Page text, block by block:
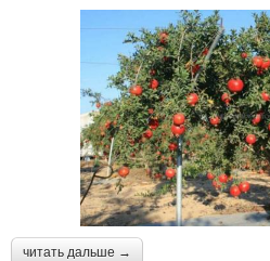
читать дальше →